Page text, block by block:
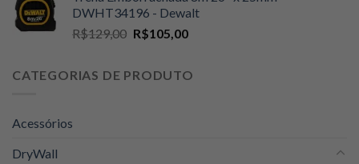
era:
R$89,00.
é:
R$74,90.
DWHT34196 - Dewalt
R$129,00 O
era:
R$105,00O
é:
CATEGORIAS DE PRODUTO
Acessórios
DryWall